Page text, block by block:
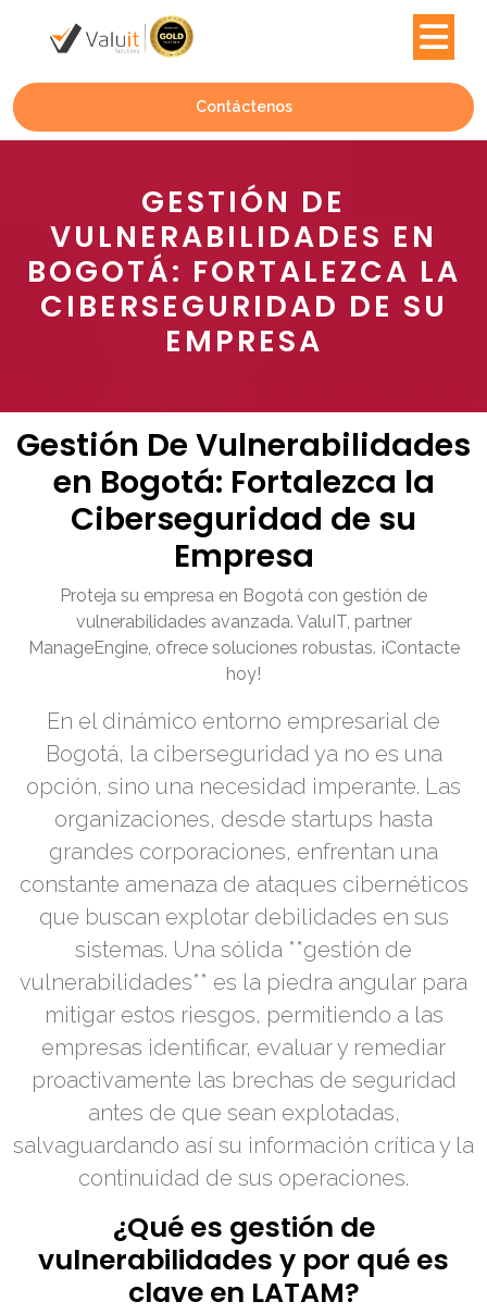
Contáctenos
GESTIÓN DE
VULNERABILIDADES EN
BOGOTÁ: FORTALEZCA LA
CIBERSEGURIDAD DE SU
EMPRESA
Gestión De Vulnerabilidades
en Bogotá: Fortalezca la
Ciberseguridad de su
Empresa
Proteja su empresa en Bogotá con gestión de
vulnerabilidades avanzada. ValuIT, partner
ManageEngine, ofrece soluciones robustas. ¡Contacte
hoy!
En el dinámico entorno empresarial de
Bogotá, la ciberseguridad ya no es una
opción, sino una necesidad imperante. Las
organizaciones, desde startups hasta
grandes corporaciones, enfrentan una
constante amenaza de ataques cibernéticos
que buscan explotar debilidades en sus
sistemas. Una sólida **gestión de
vulnerabilidades** es la piedra angular para
mitigar estos riesgos, permitiendo a las
empresas identificar, evaluar y remediar
proactivamente las brechas de seguridad
antes de que sean explotadas,
salvaguardando así su información crítica y la
continuidad de sus operaciones.
¿Qué es gestión de
vulnerabilidades y por qué es
clave en LATAM?